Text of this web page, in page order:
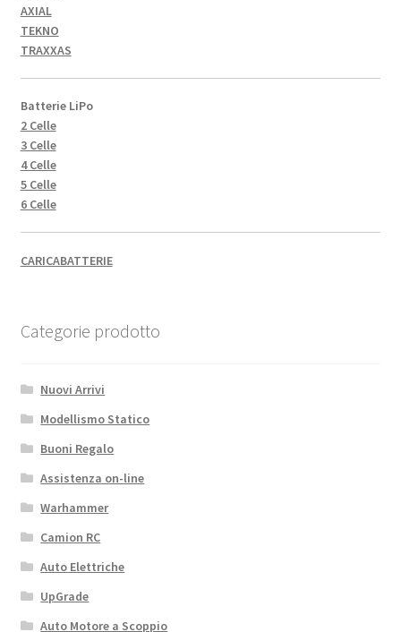
AXIAL
TEKNO
TRAXXAS
Batterie LiPo
2 Celle
3 Celle
4 Celle
5 Celle
6 Celle
CARICABATTERIE
Categorie prodotto
Nuovi Arrivi
Modellismo Statico
Buoni Regalo
Assistenza on-line
Warhammer
Camion RC
Auto Elettriche
UpGrade
Auto Motore a Scoppio